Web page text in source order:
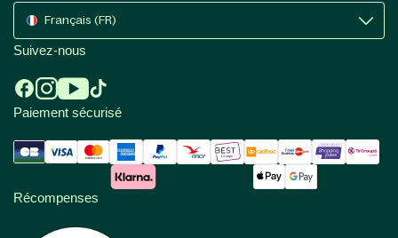
Français (FR)
Suivez-nous
Paiement sécurisé
Récompenses